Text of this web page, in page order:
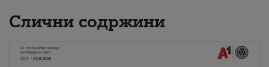
Слични содржини